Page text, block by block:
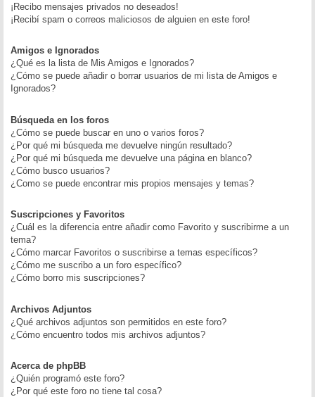
¡Recibo mensajes privados no deseados!
¡Recibí spam o correos maliciosos de alguien en este foro!
Amigos e Ignorados
¿Qué es la lista de Mis Amigos e Ignorados?
¿Cómo se puede añadir o borrar usuarios de mi lista de Amigos e
Ignorados?
Búsqueda en los foros
¿Cómo se puede buscar en uno o varios foros?
¿Por qué mi búsqueda me devuelve ningún resultado?
¿Por qué mi búsqueda me devuelve una página en blanco?
¿Cómo busco usuarios?
¿Como se puede encontrar mis propios mensajes y temas?
Suscripciones y Favoritos
¿Cuál es la diferencia entre añadir como Favorito y suscribirme a un
tema?
¿Cómo marcar Favoritos o suscribirse a temas específicos?
¿Cómo me suscribo a un foro específico?
¿Cómo borro mis suscripciones?
Archivos Adjuntos
¿Qué archivos adjuntos son permitidos en este foro?
¿Cómo encuentro todos mis archivos adjuntos?
Acerca de phpBB
¿Quién programó este foro?
¿Por qué este foro no tiene tal cosa?